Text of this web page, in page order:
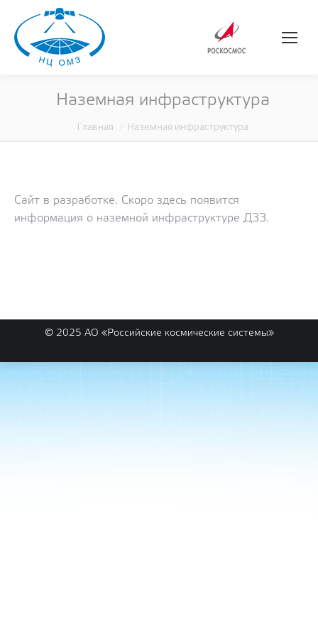
Наземная инфраструктура
Вы здесь:
Главная Наземная инфраструктура
Сайт в разработке. Скоро здесь появится
информация о наземной инфраструктуре ДЗЗ.
© 2025 АО «Российские космические системы»